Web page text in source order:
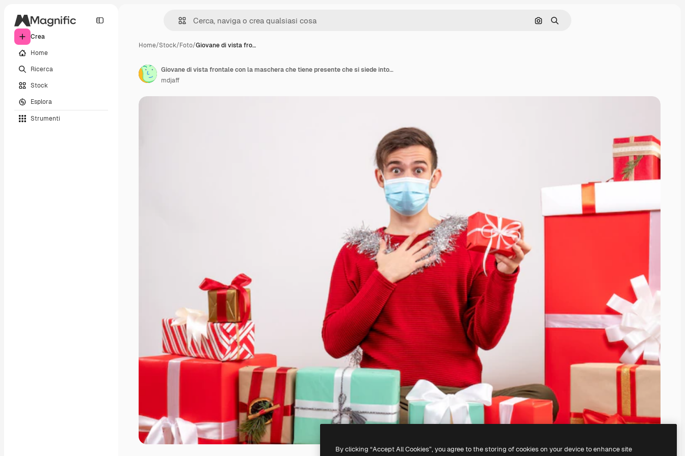
Crea
Home
Ricerca
Stock
Esplora
Strumenti
Cerca per immagine
Ricerca
Home/Stock/Foto/Giovane di vista fro…
Giovane di vista frontale con la maschera che tiene presente che si siede intorno ai regali di natale
mdjaff
By clicking “Accept All Cookies”, you agree to the storing of cookies on your device to enhance site